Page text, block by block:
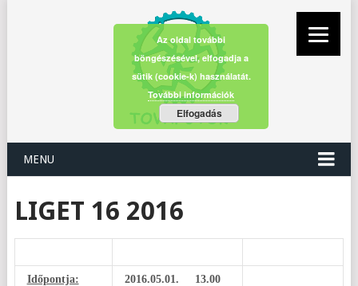
MENU
LIGET 16 2016
Időpontja: 2016.05.01. 13.00
Az oldal további
böngészésével, elfogadja a
sütik (cookie-k) használatát.
További információk
Elfogadás